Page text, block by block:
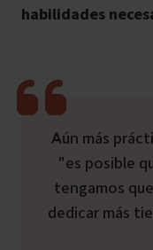
habilidades
Aún más
"es posible
tengamos
dedicar más